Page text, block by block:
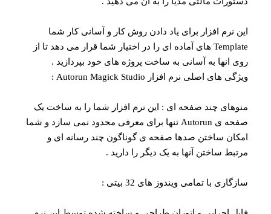
این نرم افزار برای یاد دادن روش کار و آسانی کار شما
Template های آماده ای را در اختیار شما قرار می دهد تا از
روی انها به آسانی به ساخت پروژه های خود بپردازید .
ویژگی های اصلی نرم افزار Autorun Magick Studio :
منوهای چند صفحه ای : این نرم افزار شما را به ساخت یک
صفحه ی Autorun تنها برای معرفی محدود نمی سازد و شما
امکان ساختن صدها صفحه ی گوناگون چند رسانه ای و
مرتبط ساختن آنها به یک دیگر را دارید .
سازگاری با تمامی ویندوز های 32 بیتی :